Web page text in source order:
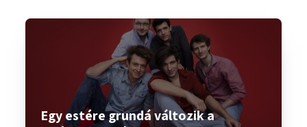
Egy estére grundá változik a